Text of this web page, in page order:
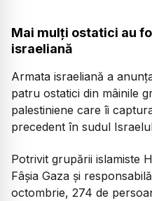
Mai mulți ostatici au
israeliană
Armata israeliană a
patru ostatici din mâinile
palestiniene care îi
precedent în sudul
Potrivit grupării islamiste
Fâşia Gaza şi
octombrie, 274 de